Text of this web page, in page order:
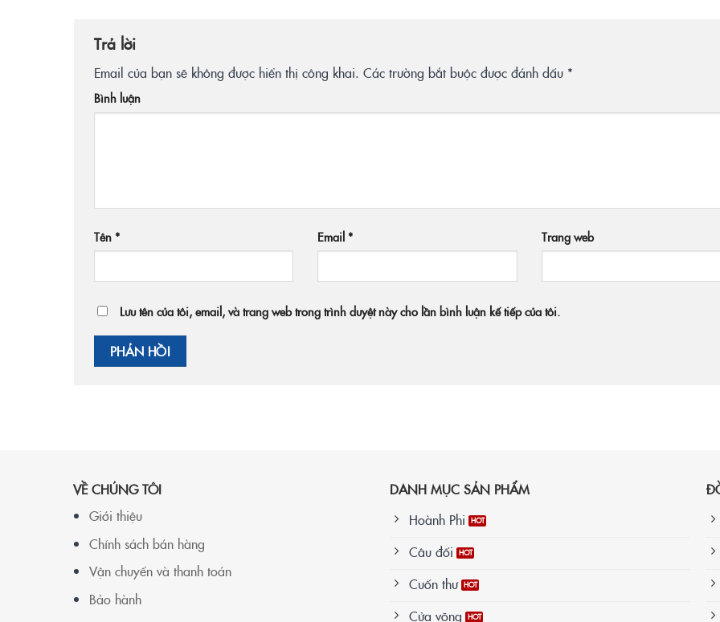
Trả lời
Email của bạn sẽ không được hiển thị công khai. Các trường bắt buộc được đánh dấu *
Bình luận
Tên * Email * Trang web
Lưu tên của tôi, email, và trang web trong trình duyệt này cho lần bình luận kế tiếp của tôi.
VỀ CHÚNG TÔI
Giới thiệu
Chính sách bán hàng
Vận chuyển và thanh toán
Bảo hành
DANH MỤC SẢN PHẨM
Hoành Phi
Câu đối
Cuốn thư
Cửa võng